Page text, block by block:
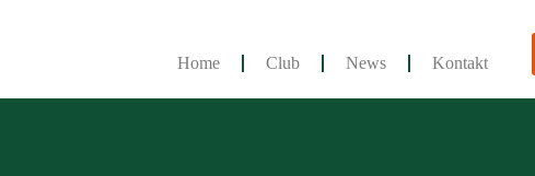
Home Club News Kontakt